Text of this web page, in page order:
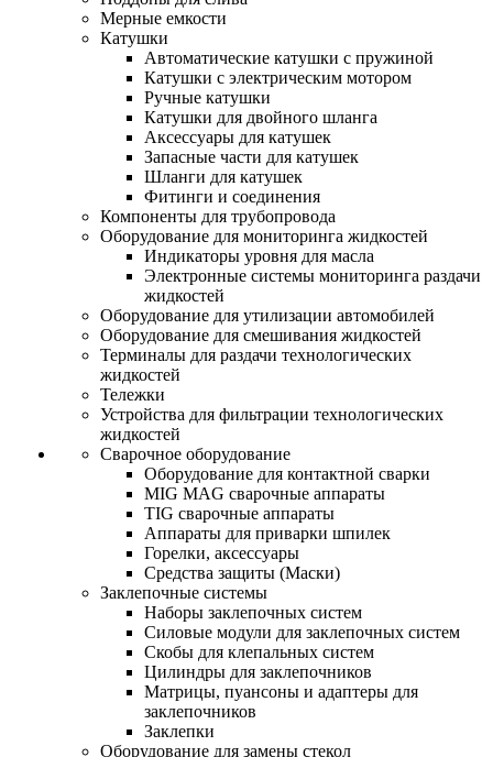
Мерные емкости
Катушки
Автоматические катушки с пружиной
Катушки с электрическим мотором
Ручные катушки
Катушки для двойного шланга
Аксессуары для катушек
Запасные части для катушек
Шланги для катушек
Фитинги и соединения
Компоненты для трубопровода
Оборудование для мониторинга жидкостей
Индикаторы уровня для масла
Электронные системы мониторинга раздачи
жидкостей
Оборудование для утилизации автомобилей
Оборудование для смешивания жидкостей
Терминалы для раздачи технологических
жидкостей
Тележки
Устройства для фильтрации технологических
жидкостей
Сварочное оборудование
Оборудование для контактной сварки
MIG MAG сварочные аппараты
TIG сварочные аппараты
Аппараты для приварки шпилек
Горелки, аксессуары
Средства защиты (Маски)
Заклепочные системы
Наборы заклепочных систем
Силовые модули для заклепочных систем
Скобы для клепальных систем
Цилиндры для заклепочников
Матрицы, пуансоны и адаптеры для
заклепочников
Заклепки
Оборудование для замены стекол